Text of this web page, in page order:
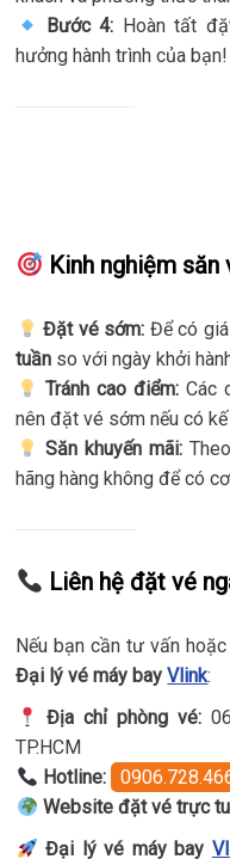
Bước 4: Hoàn tất
hưởng hành trình của bạn!
Kinh nghiệm
Đặt vé sớm: Để có
tuần so với ngày khởi
Tránh cao điểm:Các
nên đặt vé sớm nếu có kế
Săn khuyến mãi:
hãng hàng không để có
Liên hệ đặt vé
Nếu bạn cần tư vấn
Đại lý vé máy bayVlink:
Địa chỉ phòng vé:06
TP.HCM
Hotline:
Website đặt vé trực
Đại lý vé máy bay